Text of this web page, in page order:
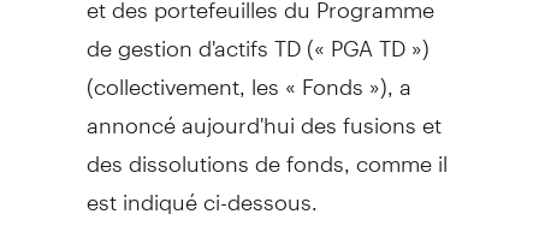
de gestion d'actifs TD (« PGA TD »)
(collectivement, les « Fonds »), a
annoncé aujourd'hui des fusions et
des dissolutions de fonds, comme il
est indiqué ci-dessous.